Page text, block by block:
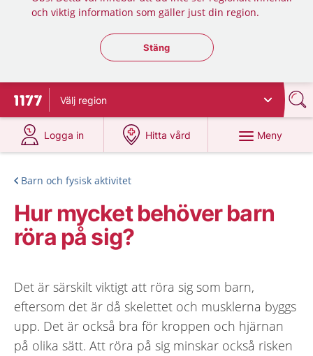
och viktig information som gäller just din region.
Stäng regionsväljaren
Stäng
Till startsidan för 1177
Välj region
Logga in
på 1177.se
Hitta vård
på 1177.se
Meny
Barn och fysisk aktivitet
Hur mycket behöver barn
röra på sig?
Det är särskilt viktigt att röra sig som barn,
eftersom det är då skelettet och musklerna byggs
upp. Det är också bra för kroppen och hjärnan
på olika sätt. Att röra på sig minskar också risken